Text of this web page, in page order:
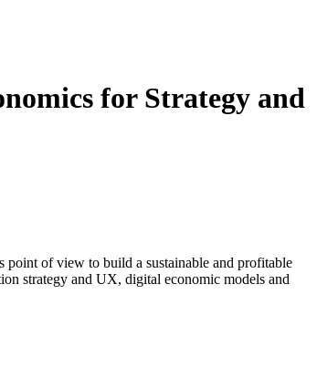
for Strategy and
point of view to build a sustainable and profitable
strategy and UX, digital economic models and